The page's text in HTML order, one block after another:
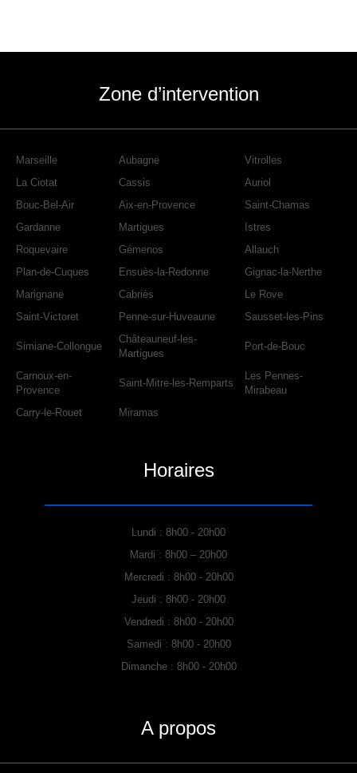
Zone d’intervention
Marseille Aubagne
Vitrolles
La Ciotat
Cassis
Auriol
Bouc-Bel-Air
Aix-en-Provence
Saint-Chamas
Gardanne
Martigues
Istres
Roquevaire
Gémenos
Allauch
Plan-de-Cuques
Ensuès-la-Redonne
Gignac-la-Nerthe
Marignane
Cabriès
Le Rove
Saint-Victoret
Penne-sur-Huveaune Sausset-les-Pins
Simiane-Collongue
Châteauneuf-les-
Martigues
Port-de-Bouc
Carnoux-en-
Provence
Saint-Mitre-les-Remparts
Les Pennes-
Mirabeau
Carry-le-Rouet
Miramas
Horaires
Lundi : 8h00 - 20h00
Mardi : 8h00 – 20h00
Mercredi : 8h00 - 20h00
Jeudi : 8h00 - 20h00
Vendredi : 8h00 - 20h00
Samedi : 8h00 - 20h00
Dimanche : 8h00 - 20h00
A propos